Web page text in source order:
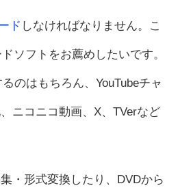
ド しなければなりません。こ
ソフトをお薦めしたいです。
のはもちろん、YouTubeチャ
ニコニコ動画、X、TVerなど
・形式変換したり、DVDから